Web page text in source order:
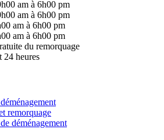
am à 6h00 pm
am à 6h00 pm
am à 6h00 pm
am à 6h00 pm
du remorquage
24 heures
remorquage
déménagement